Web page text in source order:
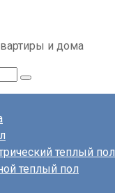
и дома
теплый пол
теплый пол